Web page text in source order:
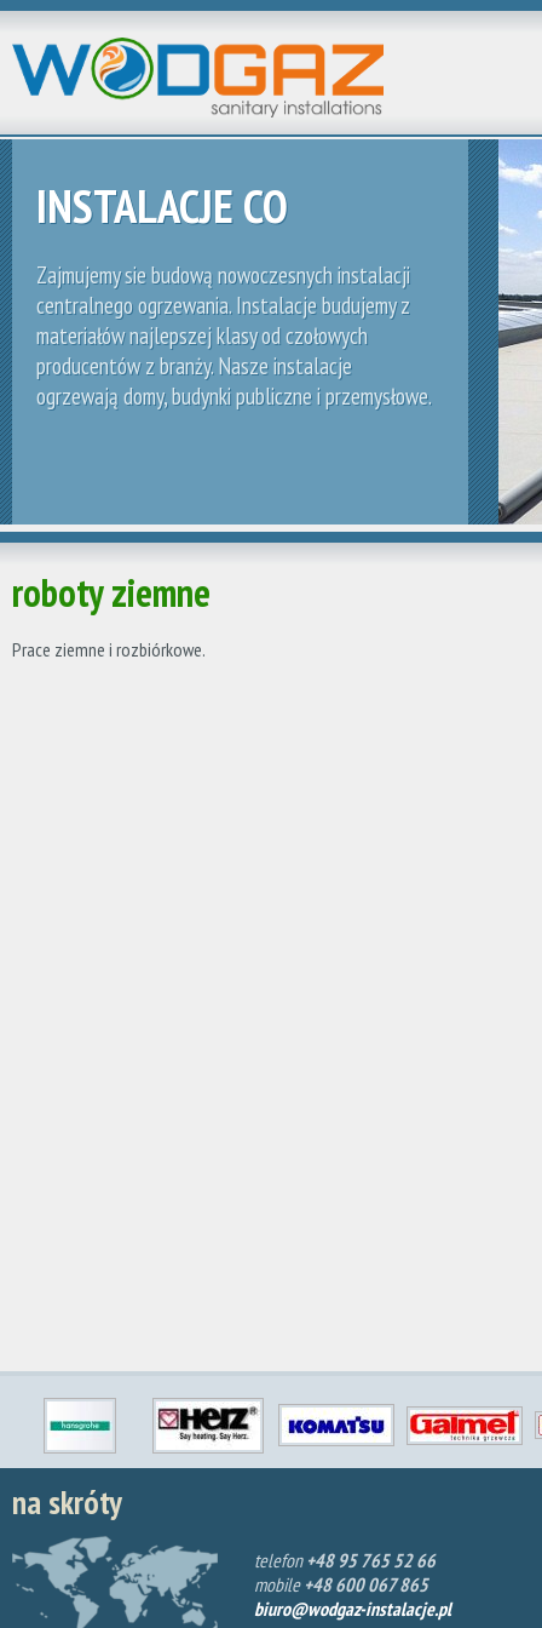
INSTALACJE CO
Zajmujemy sie budową nowoczesnych instalacji
centralnego ogrzewania. Instalacje budujemy z
materiałów najlepszej klasy od czołowych
producentów z branży. Nasze instalacje
ogrzewają domy, budynki publiczne i przemysłowe.
roboty ziemne
Prace ziemne i rozbiórkowe.
na skróty
telefon +48 95 765 52 66
mobile +48 600 067 865
biuro@wodgaz-instalacje.pl